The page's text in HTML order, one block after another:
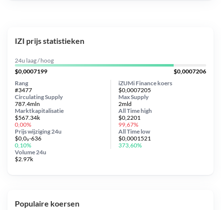
IZI prijs statistieken
24u laag / hoog
$0,0007199
$0,0007206
iZUMi Finance koers
$0,0007205
Circulating Supply
787.4mln
Prijs wijziging 24u
$0,0₉-636
0,10%
Max Supply
2mld
Marktkapitalisatie
$567.34k
0,00%
Volume 24u
$2.97k
Rang
#3477
All Timehigh
$0,2201
99,67%
All Time low
$0,0001521
373,60%
Populaire koersen